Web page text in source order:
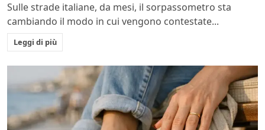
Sulle strade italiane, da mesi, il sorpassometro sta
cambiando il modo in cui vengono contestate...
Leggi di più